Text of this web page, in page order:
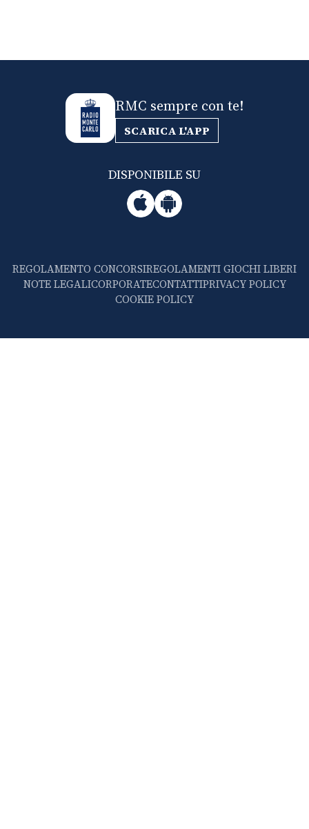
RMC sempre con te!
SCARICA L'APP
DISPONIBILE SU
REGOLAMENTO CONCORSIREGOLAMENTI GIOCHI LIBERI
NOTE LEGALICORPORATECONTATTIPRIVACY POLICY
COOKIE POLICY